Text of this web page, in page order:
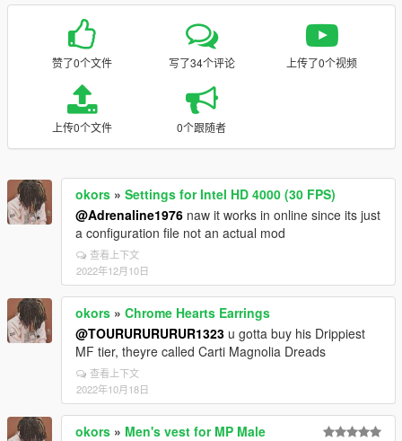
赞了0个文件 写了34个评论 上传了0个视频
上传0个文件 0个跟随者
okors » Settings for Intel HD 4000 (30 FPS)
@Adrenaline1976 naw it works in online since its just
a configuration file not an actual mod
查看上下文
2022年12月10日
okors » Chrome Hearts Earrings
@TOURURURURUR1323 u gotta buy his Drippiest
MF tier, theyre called Carti Magnolia Dreads
查看上下文
2022年10月18日
okors » Men's vest for MP Male